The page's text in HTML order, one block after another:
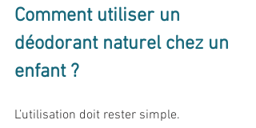
Comment utiliser un
déodorant naturel chez un
enfant ?
L’utilisation doit rester simple.